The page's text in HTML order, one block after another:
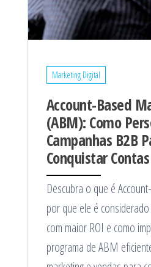
Marketing Digital
Account-Based
(ABM): Como
Campanhas B2B
Conquistar
Descubra o que é
por que ele é
com maior ROI e como
programa de ABM